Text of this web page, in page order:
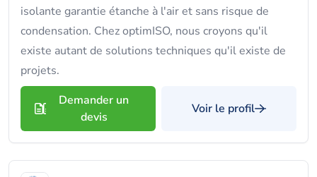
isolante garantie étanche à l'air et sans risque de
condensation. Chez optimISO, nous croyons qu'il
existe autant de solutions techniques qu'il existe de
projets.
Demander un
devis
Voir le profil